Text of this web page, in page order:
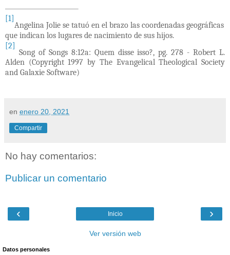
[1]
Angelina Jolie se tatuó en el brazo las coordenadas geográficas
que indican los lugares de nacimiento de sus hijos.
[2]
Song of Songs 8:12a: Quem disse isso?, pg. 278 - Robert L.
Alden (Copyright 1997 by The Evangelical Theological Society
and Galaxie Software)
en enero 20, 2021
Compartir
No hay comentarios:
Publicar un comentario
‹ ›
Inicio
Ver versión web
Datos personales